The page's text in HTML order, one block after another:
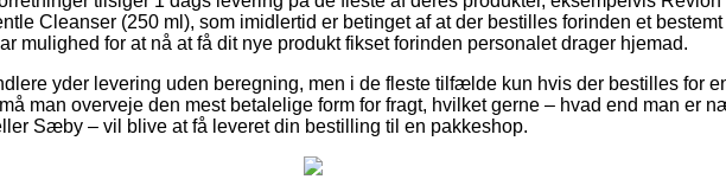
Cleanser (250 ml), som imidlertid er betinget af at der bestilles forinden et bestemt
mulighed for at nå at få dit nye produkt fikset forinden personalet drager hjemad.
yder levering uden beregning, men i de fleste tilfælde kun hvis der bestilles for
man overveje den mest betalelige form for fragt, hvilket gerne – hvad end man er
Sæby – vil blive at få leveret din bestilling til en pakkeshop.